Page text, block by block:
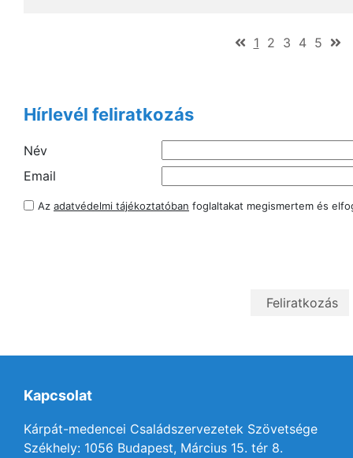
1(current)
2 3 4 5
Hírlevél feliratkozás
Név
Email
Az adatvédelmi tájékoztatóban foglaltakat megismertem és
Kapcsolat
Kárpát-medencei Családszervezetek Szövetsége
Székhely: 1056 Budapest, Március 15. tér 8.